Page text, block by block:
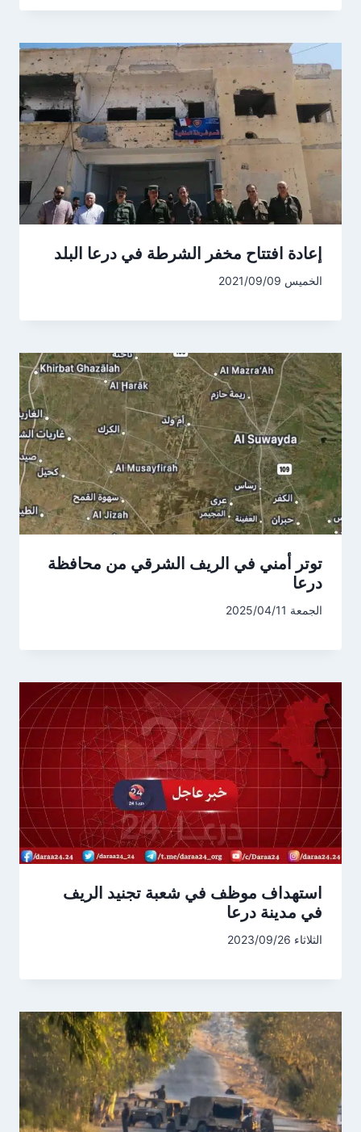
إعادة افتتاح مخفر الشرطة في درعا البلد
الخميس 2021/09/09
توتر أمني في الريف الشرقي من محافظة
درعا
الجمعة 2025/04/11
استهداف موظف في شعبة تجنيد الريف
في مدينة درعا
الثلاثاء 2023/09/26